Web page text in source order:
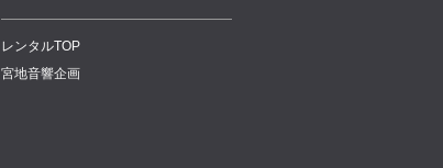
レンタルTOP
宮地音響企画